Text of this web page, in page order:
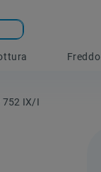
Freddo
752 IX/I